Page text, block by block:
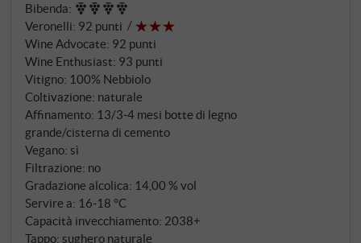
profonda: qui, dove l'edificio della cantina si affaccia
direttamente sul pendio esposto a sud-est, famiglia e
terroir sono indissolubilmente intrecciati. Su un
terreno sabbioso calcareo/argilloso, a 280 metri sul
livello del mare, attecchiscono viti di Nebbiolo di 50-
60 anni di età – di cui un ettaro ha addirittura più di
70 anni e non innestato, un legame vivente con il
tempo in cui Secondo, il padre di Franco, gestiva
ancora l'azienda come fattoria.
Bibenda:
Veronelli: 92 punti
Wine Advocate: 92 punti
Wine Enthusiast: 93 punti
Vitigno: 100% Nebbiolo
Coltivazione: naturale
Affinamento: 13/3‑4 mesi botte di legno
grande/cisterna di cemento
Vegano: sì
Filtrazione: no
Gradazione alcolica: 14,00 % vol
Servire a: 16‑18 °C
Capacità invecchiamento: 2038+
Tappo: sughero naturale